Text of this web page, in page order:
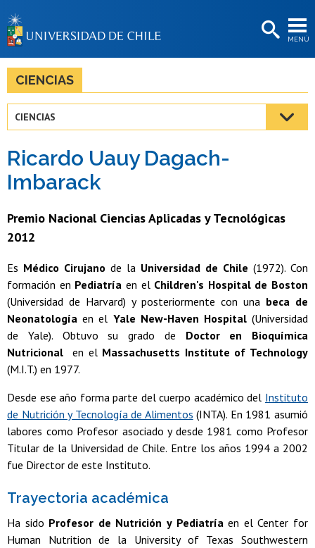
MENÚ
BIBLIOTECAS
Estudiantes
Académicas/os
Egresadas/os
CIENCIAS
CIENCIAS
Ricardo Uauy Dagach-
Imbarack
Premio Nacional Ciencias Aplicadas y Tecnológicas
2012
Es Médico Cirujano de la Universidad de Chile (1972). Con
formación en Pediatría en el Children's Hospital de Boston
(Universidad de Harvard) y posteriormente con una beca de
Neonatología en el Yale New-Haven Hospital(Universidad
de Yale). Obtuvo su grado de Doctor en Bioquímica
Nutricional en el Massachusetts Institute of Technology
(M.I.T.) en 1977.
Desde ese año forma parte del cuerpo académico del Instituto
de Nutrición y Tecnología de Alimentos (INTA). En 1981 asumió
labores como Profesor asociado y desde 1981 como Profesor
Titular de la Universidad de Chile. Entre los años 1994 a 2002
fue Director de este Instituto.
Trayectoria académica
Ha sido Profesor de Nutrición y Pediatríaen el Center for
Human Nutrition de la University of Texas Southwestern